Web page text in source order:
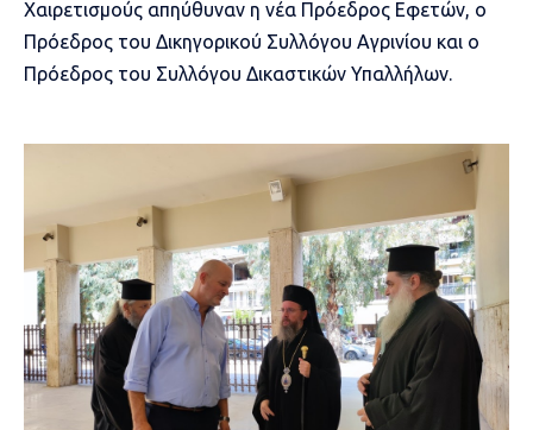
Χαιρετισμούς απηύθυναν η νέα Πρόεδρος Εφετών, ο
Πρόεδρος του Δικηγορικού Συλλόγου Αγρινίου και ο
Πρόεδρος του Συλλόγου Δικαστικών Υπαλλήλων.